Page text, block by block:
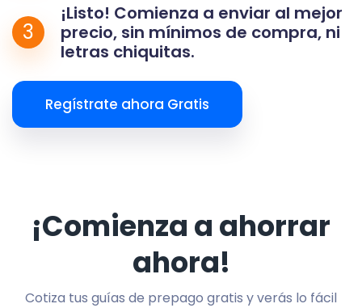
3
¡Listo! Comienza a enviar al mejor
precio, sin mínimos de compra, ni
letras chiquitas.
Regístrate ahora Gratis
¡Comienza a ahorrar
ahora!
Cotiza tus guías de prepago gratis y verás lo fácil